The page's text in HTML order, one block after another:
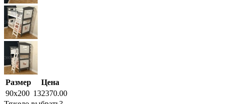
Размер
Цена
90x200 132370.00